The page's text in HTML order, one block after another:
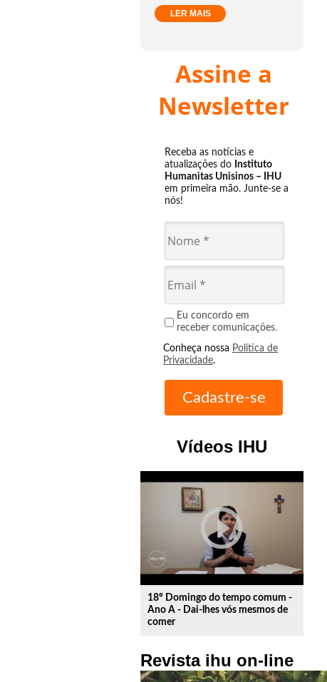
LER MAIS
Assine a
Newsletter
Receba as notícias e
atualizações do Instituto
Humanitas Unisinos – IHU
em primeira mão. Junte-se a
nós!
Eu concordo em
receber comunicações.
Conheça nossa Política de
Privacidade.
Vídeos IHU
play_circle_outline
18º Domingo do tempo comum -
Ano A - Dai-lhes vós mesmos de
comer
Revista ihu on-line